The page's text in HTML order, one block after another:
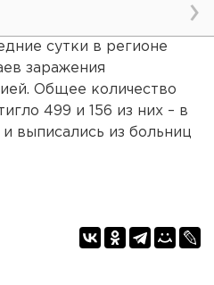
сутки в регионе
заражения
Общее количество
499 и 156 из них – в
выписались из больниц